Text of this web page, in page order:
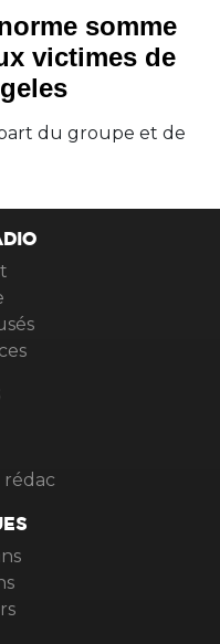
somme
victimes de
du groupe et de
rédac